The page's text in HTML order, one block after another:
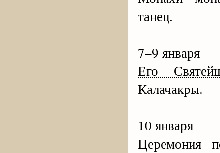
танец.
7–9 января
Его
Калачакры.
10 января
Церемония